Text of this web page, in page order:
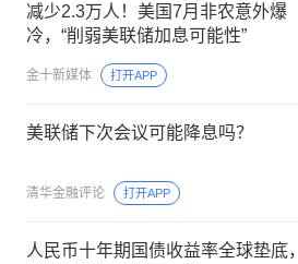
减少2.3万人！美国7月非农意外爆
冷，“削弱美联储加息可能性”
金十新媒体 打开APP
美联储下次会议可能降息吗？
清华金融评论 打开APP
人民币十年期国债收益率全球垫底，